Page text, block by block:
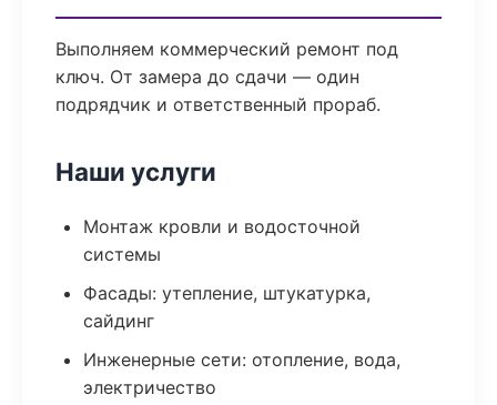
Выполняем коммерческий ремонт под
ключ. От замера до сдачи — один
подрядчик и ответственный прораб.
Наши услуги
Монтаж кровли и водосточной
системы
Фасады: утепление, штукатурка,
сайдинг
Инженерные сети: отопление, вода,
электричество